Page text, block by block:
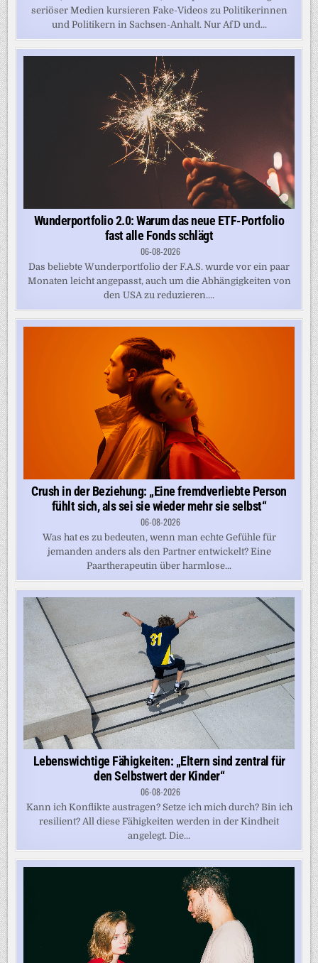
seriöser Medien kursieren Fake-Videos zu Politikerinnen
und Politikern in Sachsen-Anhalt. Nur AfD und...
Wunderportfolio 2.0: Warum das neue ETF-Portfolio
fast alle Fonds schlägt
06-08-2026
Das beliebte Wunderportfolio der F.A.S. wurde vor ein paar
Monaten leicht angepasst, auch um die Abhängigkeiten von
den USA zu reduzieren....
Crush in der Beziehung: „Eine fremdverliebte Person
fühlt sich, als sei sie wieder mehr sie selbst“
06-08-2026
Was hat es zu bedeuten, wenn man echte Gefühle für
jemanden anders als den Partner entwickelt? Eine
Paartherapeutin über harmlose...
Lebenswichtige Fähigkeiten: „Eltern sind zentral für
den Selbstwert der Kinder“
06-08-2026
Kann ich Konflikte austragen? Setze ich mich durch? Bin ich
resilient? All diese Fähigkeiten werden in der Kindheit
angelegt. Die...